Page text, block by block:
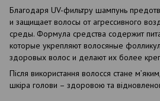
Благодаря UV-фильтру шампунь
и защищает волосы от агрессивного
среды. Формула средства содержит
которые укрепляют волосяные
здоровых волос и делают их более
Після використання волосся стане
шкіра голови – здоровою та